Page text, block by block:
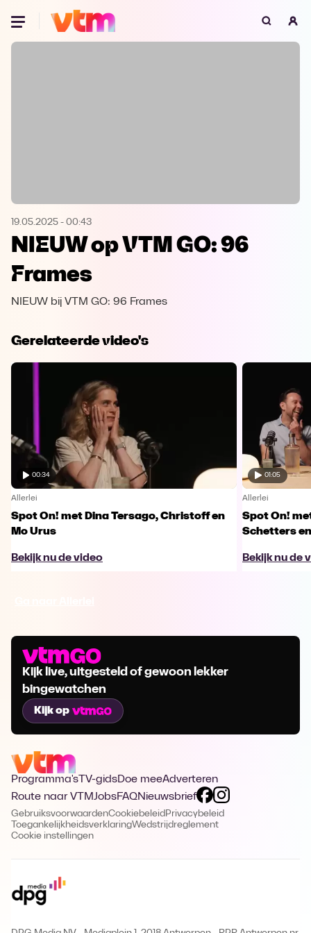
Oeps, browser niet ondersteund
Microsoft Edge Download
Opera
19.05.2025 - 00:43
NIEUW op VTM GO: 96
Frames
NIEUW bij VTM GO: 96 Frames
Gerelateerde video's
00:34
Allerlei
Spot On! met Dina Tersago, Christoff en
Mo Urus
Bekijk nu de video
01:05
Allerlei
Spot On!
Schetters
Bekijk nu de
Kijk live, uitgesteld of gewoon lekker
bingewatchen
Kijk op
Programma's TV-gidsDoe meeAdverteren
Route naar VTMJobsFAQNieuwsbrief
GebruiksvoorwaardenCookiebeleid Privacybeleid
ToegankelijkheidsverklaringWedstrijdreglement
Cookie instellingen